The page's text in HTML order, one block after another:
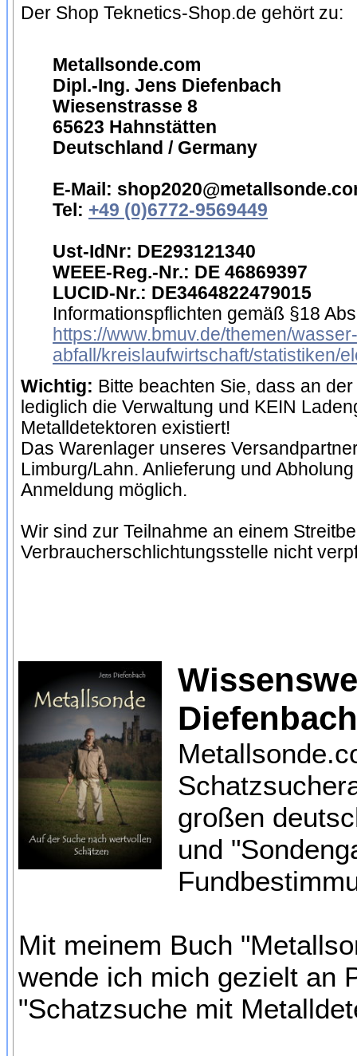
Der Shop Teknetics-Shop.de gehört zu:
Metallsonde.com
Dipl.-Ing. Jens Diefenbach
Wiesenstrasse 8
65623 Hahnstätten
Deutschland / Germany
E-Mail:
Tel: +49 (0)6772-9569449
Ust-IdNr: DE293121340
WEEE-Reg.-Nr.: DE 46869397
LUCID-Nr.: DE3464822479015
Informationspflichten gemäß §18
https://www.bmuv.de/themen/
abfall/kreislaufwirtschaft/statistiken/
Wichtig: Bitte beachten Sie, dass an
lediglich die Verwaltung und KEIN
Metalldetektoren existiert!
Das Warenlager unseres
Limburg/Lahn. Anlieferung und
Anmeldung möglich.
Wir sind zur Teilnahme an einem
Verbraucherschlichtungsstelle nicht
großen
und
Mit meinem Buch
wende ich mich gezielt an
"Schatzsuche mit